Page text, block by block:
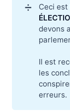
➗
Ceci
devons
Il est
les
erreurs.